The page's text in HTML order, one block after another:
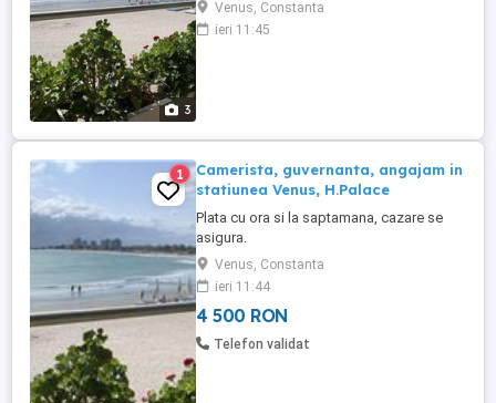
3
computer si limba engleza sunt necesare.
Disponibilitate pentru deplasari in tara si
Venus, Constanta
ieri 11:45
1
Camerista, guvernanta, angajam in
statiunea Venus, H.Palace
Plata cu ora si la saptamana, cazare se
asigura.
Venus, Constanta
ieri 11:44
4 500 RON
Telefon validat